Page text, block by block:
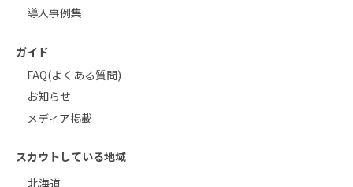
導入事例集
ガイド
FAQ(よくある質問)
お知らせ
メディア掲載
スカウトしている地域
北海道